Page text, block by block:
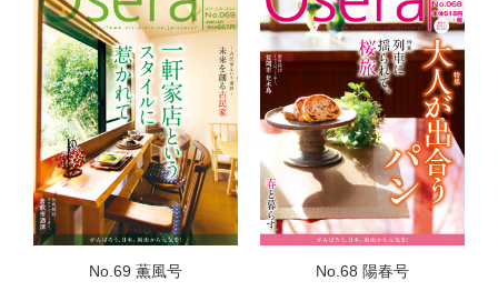
No.69 薫風号 No.68 陽春号